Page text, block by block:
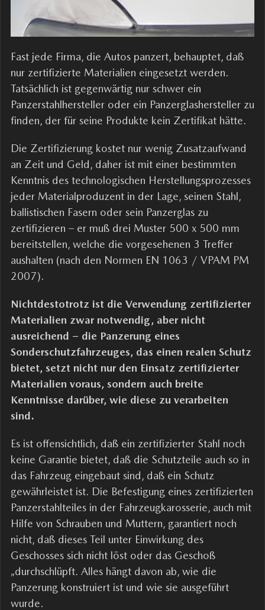
Fast jede Firma, die Autos panzert, behauptet, daß
nur zertifizierte Materialien eingesetzt werden.
Tatsächlich ist gegenwärtig nur schwer ein
Panzerstahlhersteller oder ein Panzerglashersteller zu
finden, der für seine Produkte kein Zertifikat hätte.
Die Zertifizierung kostet nur wenig Zusatzaufwand
an Zeit und Geld, daher ist mit einer bestimmten
Kenntnis des technologischen Herstellungsprozesses
jeder Materialproduzent in der Lage, seinen Stahl,
ballistischen Fasern oder sein Panzerglas zu
zertifizieren – er muß drei Muster 500 x 500 mm
bereitstellen, welche die vorgesehenen 3 Treffer
aushalten (nach den Normen EN 1063 / VPAM PM
2007).
Nichtdestotrotz ist die Verwendung zertifizierter
Materialien zwar notwendig, aber nicht
ausreichend – die Panzerung eines
Sonderschutzfahrzeuges, das einen realen Schutz
bietet, setzt nicht nur den Einsatz zertifizierter
Materialien voraus, sondern auch breite
Kenntnisse darüber, wie diese zu verarbeiten
sind.
Es ist offensichtlich, daß ein zertifizierter Stahl noch
keine Garantie bietet, daß die Schutzteile auch so in
das Fahrzeug eingebaut sind, daß ein Schutz
gewährleistet ist. Die Befestigung eines zertifizierten
Panzerstahlteiles in der Fahrzeugkarosserie, auch mit
Hilfe von Schrauben und Muttern, garantiert noch
nicht, daß dieses Teil unter Einwirkung des
Geschosses sich nicht löst oder das Geschoß
„durchschlüpft. Alles hängt davon ab, wie die
Panzerung konstruiert ist und wie sie ausgeführt
wurde.